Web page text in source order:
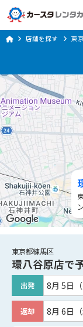
車種・料金
店舗を探す
ご利用ガイド
楽のりスマート
店舗を探す 東
東京都練馬区
環八谷原店で
出発 8月 5日
返却 8月 6日（